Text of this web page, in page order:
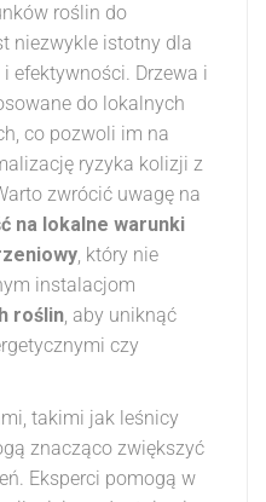
roślin do
niezwykle istotny dla
efektywności. Drzewa i
do lokalnych
co pozwoli im na
ryzyka kolizji z
zwrócić uwagę na
na lokalne warunki
, który nie
instalacjom
roślin, aby uniknąć
czy
takimi jak leśnicy
znacząco zwiększyć
Eksperci pomogą w